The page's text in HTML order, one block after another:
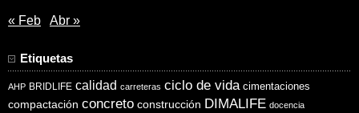
« Feb Abr »
Etiquetas
AHP BRIDLIFE calidad carreteras ciclo de vida cimentaciones
compactación concreto construcción DIMALIFE docencia